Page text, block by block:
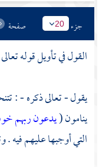
جزء 20 صفحة
القول في تأويل قوله
يقول - تعالى ذكره - :
ينامون (يدعون ربهم
التي أوجبها عليهم فيه .